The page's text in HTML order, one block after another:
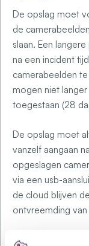
De opslag moet
de
slaan. Een
na een incident
camerabeelden
mogen niet
toegestaan (28
De opslag moet
vanzelf aangaan
opgeslagen
via een usb-
de cloud blijven
ontvreemding
De beeldkwaliteit